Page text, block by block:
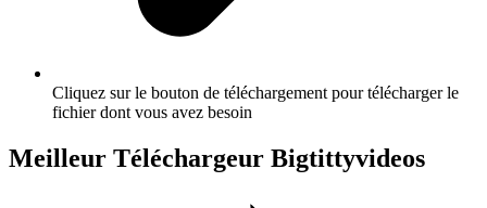
Cliquez sur le bouton de téléchargement pour télécharger le
fichier dont vous avez besoin
Meilleur Téléchargeur Bigtittyvideos